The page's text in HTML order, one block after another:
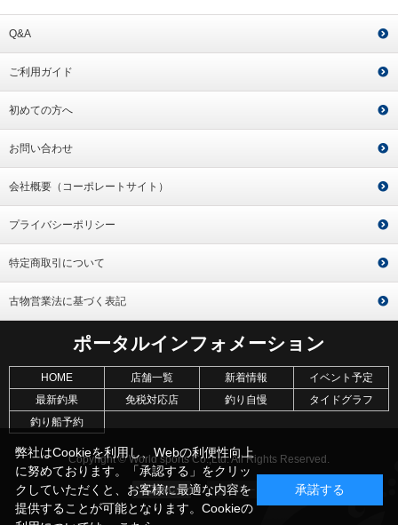
Q&A
ご利用ガイド
初めての方へ
お問い合わせ
会社概要（コーポレートサイト）
プライバシーポリシー
特定商取引について
古物営業法に基づく表記
ポータルインフォメーション
HOME 店舗一覧 新着情報
イベント予定
最新釣果
免税対応店 釣り自慢
タイドグラフ
釣り船予約
Copyright © World sports Co.,Ltd. All Rights Reserved.
弊社はCookieを利用し、Webの利便性向上
に努めております。「承認する」をクリッ
クしていただくと、お客様に最適な内容を
提供することが可能となります。Cookieの
承諾する